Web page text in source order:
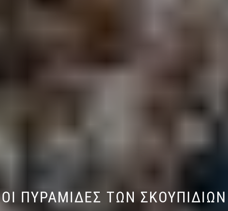
ΟΙ ΠΥΡΑΜΙΔΕΣ ΤΩΝ ΣΚΟΥΠΙΔΙΩΝ